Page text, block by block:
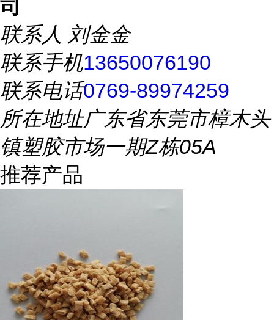
司
联系人 刘金金
联系手机13650076190
联系电话0769-89974259
所在地址广东省东莞市樟木头
镇塑胶市场一期Z栋05A
推荐产品